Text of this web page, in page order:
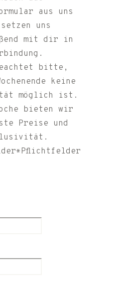
aus uns
uns
mit dir in
bitte,
keine
möglich ist.
bieten wir
Preise und